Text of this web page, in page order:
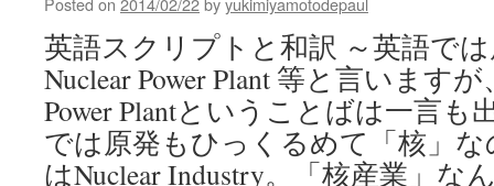
英語スクリプトと和訳 ～英語で
Nuclear Power Plant 等と言います
Power Plantということばは一言も
では原発もひっくるめて「核」
はNuclear Industry。「核産業」な